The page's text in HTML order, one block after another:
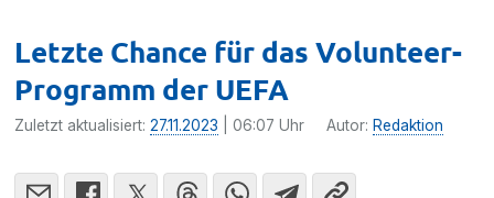
Letzte Chance für das Volunteer-
Programm der UEFA
Zuletzt aktualisiert:27.11.2023 | 06:07 Uhr Autor: Redaktion